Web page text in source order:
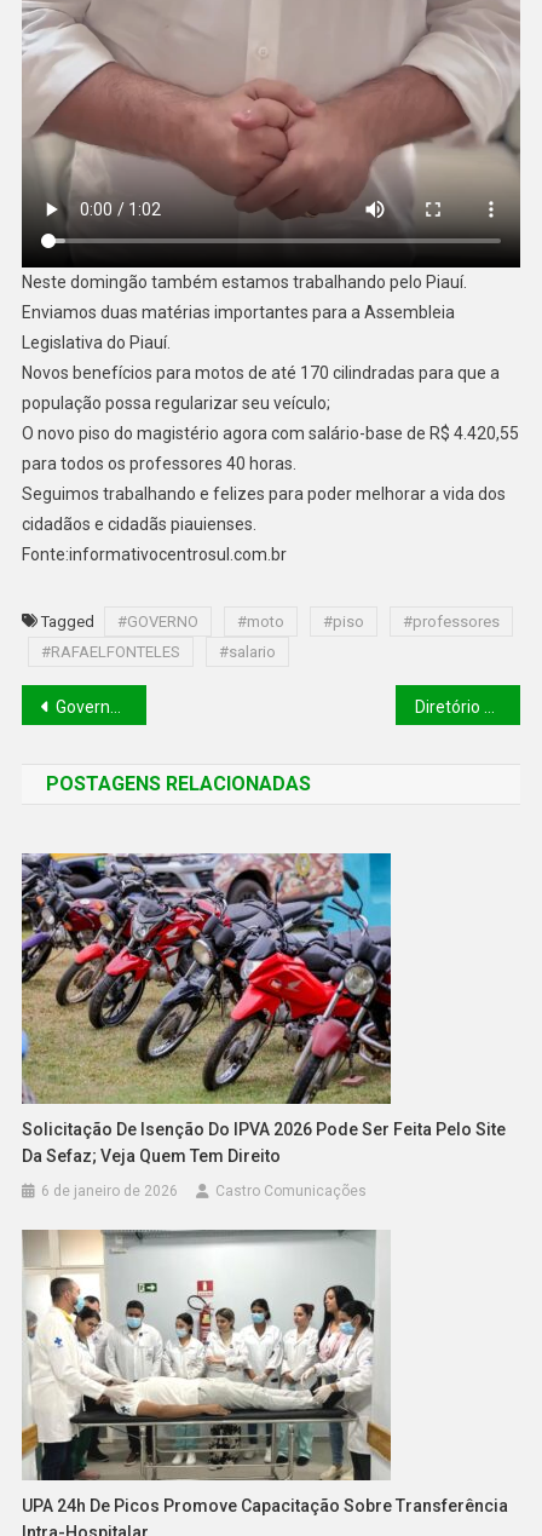
Neste domingão também estamos trabalhando pelo Piauí.
Enviamos duas matérias importantes para a Assembleia
Legislativa do Piauí.
Novos benefícios para motos de até 170 cilindradas para que a
população possa regularizar seu veículo;
O novo piso do magistério agora com salário-base de R$ 4.420,55
para todos os professores 40 horas.
Seguimos trabalhando e felizes para poder melhorar a vida dos
cidadãos e cidadãs piauienses.
Fonte:informativocentrosul.com.br
Tagged #GOVERNO #moto #piso
#professores
#RAFAELFONTELES
#salario
Governador Rafael Fonteles recebe no Karnak o secretario de Segurança Dr Chico Lucas para fortalecer a segurança nesse Carnaval
POSTAGENS RELACIONADAS
Solicitação De Isenção Do IPVA 2026 Pode Ser Feita Pelo Site
Da Sefaz; Veja Quem Tem Direito
6 de janeiro de 2026 Castro Comunicações
UPA 24h De Picos Promove Capacitação Sobre Transferência
Intra-Hospitalar